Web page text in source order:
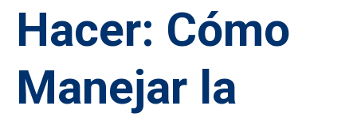
Hacer: Cómo
Manejar la